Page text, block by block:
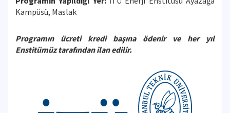
Kampüsü, Maslak
Programın ücreti kredi başına ödenir ve her yıl
Enstitümüz tarafından ilan edilir.